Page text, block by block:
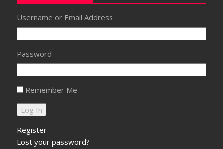
Username or Email Address
Password
Remember Me
Register
Lost your password?